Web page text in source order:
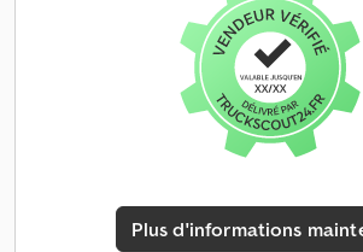
Plus d'informations